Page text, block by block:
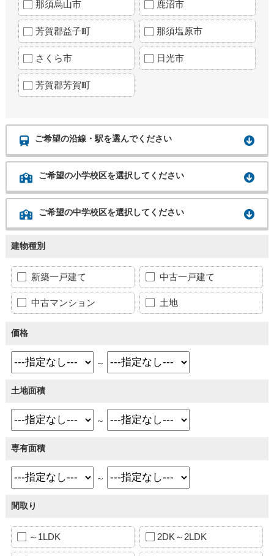
那須烏山市 鹿沼市
芳賀郡益子町 那須塩原市
さくら市 日光市
芳賀郡芳賀町
ご希望の沿線・駅を選んでください
ご希望の小学校区を選択してください
ご希望の中学校区を選択してください
建物種別
新築一戸建て 中古一戸建て
中古マンション 土地
価格
～
土地面積
～
専有面積
～
間取り
～1LDK 2DK～2LDK